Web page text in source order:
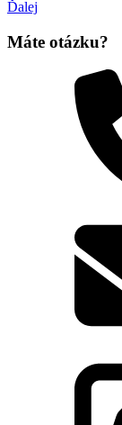
Ďalej
Máte otázku?